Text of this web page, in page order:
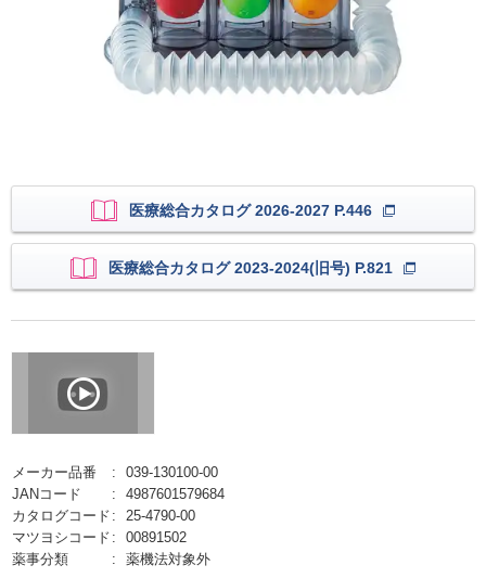
医療総合カタログ 2026-2027 P.446
医療総合カタログ 2023-2024(旧号) P.821
メーカー品番
039-130100-00
JANコード
4987601579684
カタログコード
25-4790-00
マツヨシコード
00891502
薬事分類
薬機法対象外